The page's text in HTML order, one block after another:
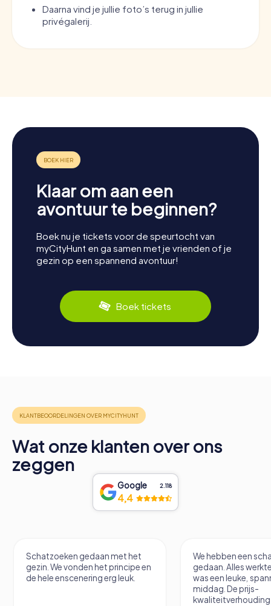
Daarna vind je jullie foto’s terug in jullie
privégalerij.
Klaar om aan een
avontuur te beginnen?
Boek nu je tickets voor de speurtocht van
myCityHunt en ga samen met je vrienden of je
gezin op een spannend avontuur!
Boek tickets
Wat onze klanten over ons
zeggen
Google 2.118
4,4
Schatzoeken gedaan met het
gezin. We vonden het principe en
de hele enscenering erg leuk.
We hebben een
gedaan. Alles
was een leuke,
middag. De prijs-
kwaliteitverhouding